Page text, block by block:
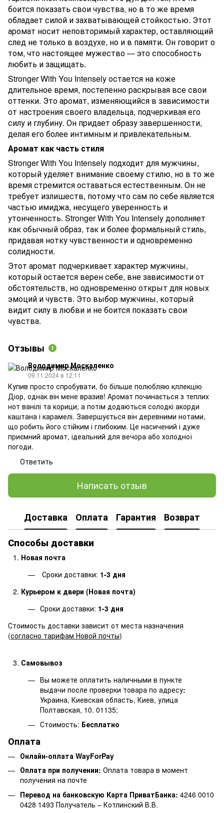
боится показать свои чувства, но в то же время
обладает силой и захватывающей стойкостью. Этот
аромат носит неповторимый характер, оставляющий
след не только в воздухе, но и в памяти. Он говорит о
том, что настоящее мужество — это способность
любить и защищать.
Stronger With You Intensely остается на коже
длительное время, постепенно раскрывая все свои
оттенки. Это аромат, изменяющийся в зависимости
от настроения своего владельца, подчеркивая его
силу и глубину. Он придает образу завершенности,
делая его более интимным и привлекательным.
Аромат как часть стиля
Stronger With You Intensely подходит для мужчины,
который уделяет внимание своему стилю, но в то же
время стремится оставаться естественным. Он не
требует излишеств, потому что сам по себе является
частью имиджа, несущего уверенность и
утонченность. Stronger With You Intensely дополняет
как обычный образ, так и более формальный стиль,
придавая нотку чувственности и одновременно
солидности.
Этот аромат подчеркивает характер мужчины,
который остается верен себе, вне зависимости от
обстоятельств, но одновременно открыт для новых
эмоций и чувств. Это выбор мужчины, который
видит силу в любви и не боится показать свои
чувства.
Отзывы 1
Володимир Москаленко
09.11.2024 в 12:11
Купив просто спробувати, бо більше полюбляю кллекцію
Діор, однак він мене вразив! Аромат починається з теплих
нот ванілі та корици, а потім додаються солодкі акорди
каштана і карамелі. Завершується він деревними нотами,
що робить його стійким і глибоким. Це насичений і дуже
приємний аромат, ідеальний для вечора або холодної
погоди.
Ответить
Написать отзыв
Доставка Оплата Гарантия
Возврат
Способы доставки
Новая почта
Сроки доставки: 1-3 дня
Курьером к двери (Новая почта)
Сроки доставки: 1-3 дня
Стоимость доставки зависит от места назначения
(согласно тарифам Новой почты)
Самовывоз
Вы можете оплатить наличными в пункте
выдачи после проверки товара по адресу:
Украина, Киевская область, Киев, улица
Полтавская, 10. 01135;
Стоимость: Бесплатно
Оплата
Онлайн-оплата WayForPay
Оплата при получении: Оплата товара в момент
получения на почте
Перевод на банковскую Карта ПриватБанка: 4246 0010
0428 1493 Получатель – Котлинский В.В.